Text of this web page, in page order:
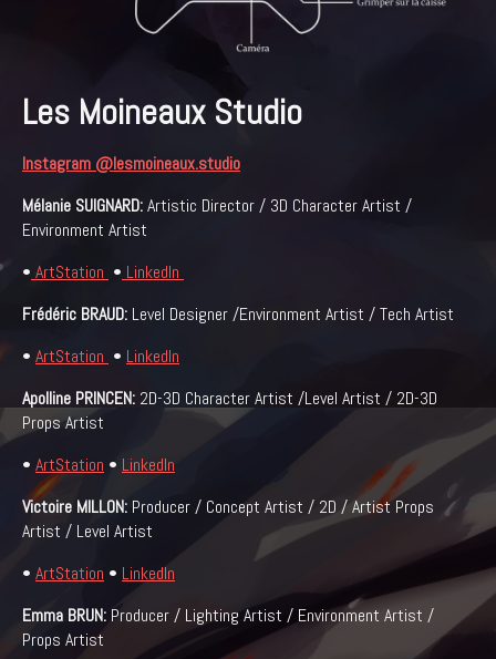
Les Moineaux Studio
Instagram @lesmoineaux.studio
Mélanie SUIGNARD:Artistic Director / 3D Character Artist /
Environment Artist
• ArtStation • LinkedIn
Frédéric BRAUD: Level Designer /Environment Artist / Tech Artist
• ArtStation • LinkedIn
Apolline PRINCEN: 2D-3D Character Artist /Level Artist / 2D-3D
Props Artist
• ArtStation • LinkedIn
Victoire MILLON: Producer / Concept Artist / 2D / Artist Props
Artist / Level Artist
• ArtStation • LinkedIn
Emma BRUN: Producer / Lighting Artist / Environment Artist /
Props Artist